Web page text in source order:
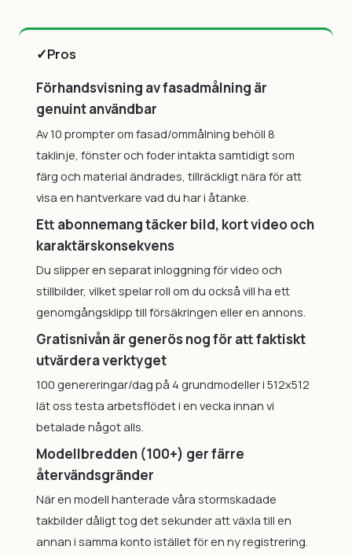
✓Pros
Förhandsvisning av fasadmålning är
genuint användbar
Av 10 prompter om fasad/ommålning behöll 8
taklinje, fönster och foder intakta samtidigt som
färg och material ändrades, tillräckligt nära för att
visa en hantverkare vad du har i åtanke.
Ett abonnemang täcker bild, kort video och
karaktärskonsekvens
Du slipper en separat inloggning för video och
stillbilder, vilket spelar roll om du också vill ha ett
genomgångsklipp till försäkringen eller en annons.
Gratisnivån är generös nog för att faktiskt
utvärdera verktyget
100 genereringar/dag på 4 grundmodeller i 512x512
lät oss testa arbetsflödet i en vecka innan vi
betalade något alls.
Modellbredden (100+) ger färre
återvändsgränder
När en modell hanterade våra stormskadade
takbilder dåligt tog det sekunder att växla till en
annan i samma konto istället för en ny registrering.